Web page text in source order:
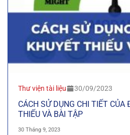
Thư viện tài liệu 30/09/2023
CÁCH SỬ DỤNG CHI TIẾT CỦA
THIẾU VÀ BÀI TẬP
30 Tháng 9, 2023